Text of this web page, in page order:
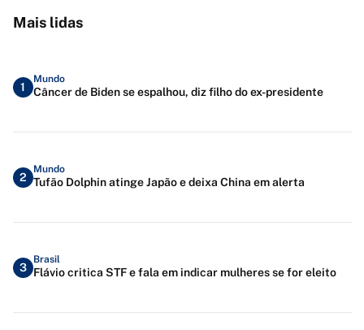
Mais lidas
1
Mundo
Câncer de Biden se espalhou, diz filho do ex-presidente
2
Mundo
Tufão Dolphin atinge Japão e deixa China em alerta
3
Brasil
Flávio critica STF e fala em indicar mulheres se for eleito